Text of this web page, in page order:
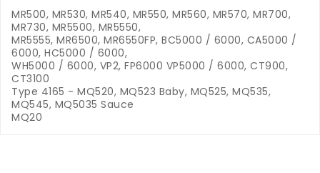
MR500, MR530, MR540, MR550, MR560, MR570, MR700,
MR730, MR5500, MR5550,
MR5555, MR6500, MR6550FP, BC5000 / 6000, CA5000 /
6000, HC5000 / 6000,
WH5000 / 6000, VP2, FP6000 VP5000 / 6000, CT900,
CT3100
Type 4165 - MQ520, MQ523 Baby, MQ525, MQ535,
MQ545, MQ5035 Sauce
MQ20